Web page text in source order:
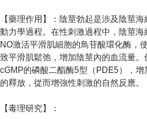
【藥理作用】：陰莖勃起是涉及陰莖
動力學過程。在性刺激過程中，陰莖
NO激活平滑肌細胞的鳥苷酸環化酶，
致平滑肌鬆弛，增加陰莖內的血流量
cGMP的磷酸二酯酶5型（PDE5），
的釋放，從而增強性刺激的自然反應。
【毒理研究】：